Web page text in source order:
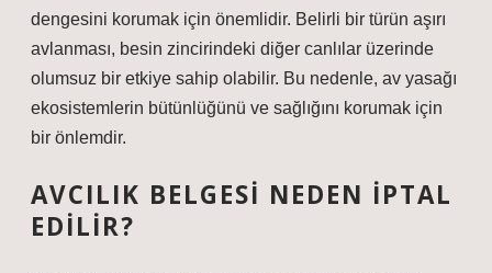
dengesini korumak için önemlidir. Belirli bir türün aşırı
avlanması, besin zincirindeki diğer canlılar üzerinde
olumsuz bir etkiye sahip olabilir. Bu nedenle, av yasağı
ekosistemlerin bütünlüğünü ve sağlığını korumak için
bir önlemdir.
AVCILIK BELGESI NEDEN IPTAL
EDILIR?